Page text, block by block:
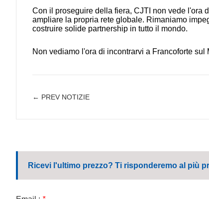
Con il proseguire della fiera, CJTI non vede l'ora
ampliare la propria rete globale. Rimaniamo
costruire solide partnership in tutto il mondo.
Non vediamo l'ora di incontrarvi a Francoforte sul
← PREV NOTIZIE
Ricevi l'ultimo prezzo? Ti risponderemo al più